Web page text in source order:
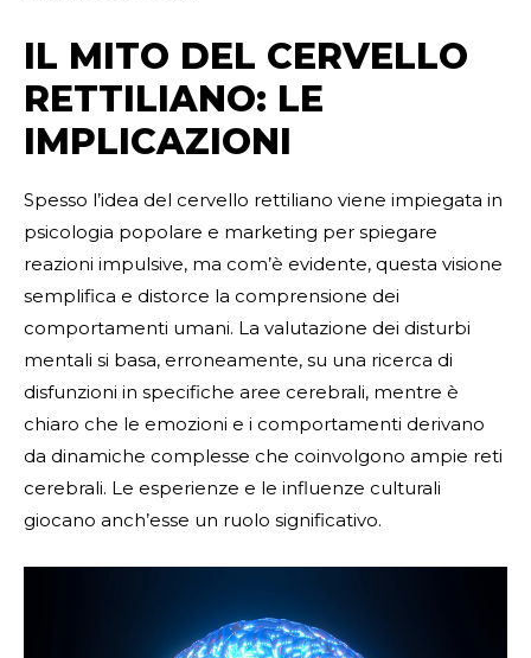
IL MITO DEL CERVELLO
RETTILIANO: LE
IMPLICAZIONI
Spesso l’idea del cervello rettiliano viene impiegata in
psicologia popolare e marketing per spiegare
reazioni impulsive, ma com’è evidente, questa visione
semplifica e distorce la comprensione dei
comportamenti umani. La valutazione dei disturbi
mentali si basa, erroneamente, su una ricerca di
disfunzioni in specifiche aree cerebrali, mentre è
chiaro che le emozioni e i comportamenti derivano
da dinamiche complesse che coinvolgono ampie reti
cerebrali. Le esperienze e le influenze culturali
giocano anch’esse un ruolo significativo.